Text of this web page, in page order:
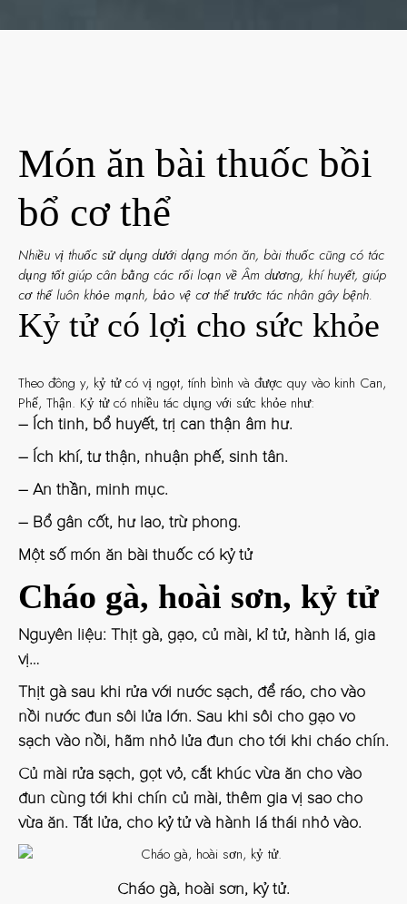
Món ăn bài thuốc bồi
bổ cơ thể
Nhiều vị thuốc sử dụng dưới dạng món ăn, bài thuốc cũng có tác
dụng tốt giúp cân bằng các rối loạn về Âm dương, khí huyết, giúp
cơ thể luôn khỏe mạnh, bảo vệ cơ thể trước tác nhân gây bệnh.
Kỷ tử có lợi cho sức khỏe
Theo đông y, kỷ tử có vị ngọt, tính bình và được quy vào kinh Can,
Phế, Thận. Kỷ tử có nhiều tác dụng với sức khỏe như:
– Ích tinh, bổ huyết, trị can thận âm hư.
– Ích khí, tư thận, nhuận phế, sinh tân.
– An thần, minh mục.
– Bổ gân cốt, hư lao, trừ phong.
Một số món ăn bài thuốc có kỷ tử
Cháo gà, hoài sơn, kỷ tử
Nguyên liệu: Thịt gà, gạo, củ mài, kỉ tử, hành lá, gia
vị…
Thịt gà sau khi rửa với nước sạch, để ráo, cho vào
nồi nước đun sôi lửa lớn. Sau khi sôi cho gạo vo
sạch vào nồi, hãm nhỏ lửa đun cho tới khi cháo chín.
Củ mài rửa sạch, gọt vỏ, cắt khúc vừa ăn cho vào
đun cùng tới khi chín củ mài, thêm gia vị sao cho
vừa ăn. Tắt lửa, cho kỷ tử và hành lá thái nhỏ vào.
Cháo gà, hoài sơn, kỷ tử.